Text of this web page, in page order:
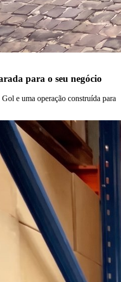
para o seu negócio
e uma operação construída para